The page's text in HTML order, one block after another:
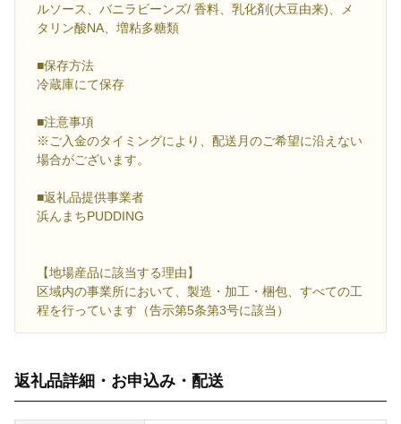
ルソース、バニラビーンズ/ 香料、乳化剤(大豆由来)、メ
タリン酸NA、増粘多糖類
■保存方法
冷蔵庫にて保存
■注意事項
※ご入金のタイミングにより、配送月のご希望に沿えない
場合がございます。
■返礼品提供事業者
浜んまちPUDDING
【地場産品に該当する理由】
区域内の事業所において、製造・加工・梱包、すべての工
程を行っています（告示第5条第3号に該当）
返礼品詳細・お申込み・配送